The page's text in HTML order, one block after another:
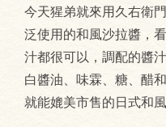
今天猩弟就來用久右衛
泛使用的和風沙拉醬，
汁都很可以，調配的醬
白醬油、味霖、糖、醋
就能媲美市售的日式和風